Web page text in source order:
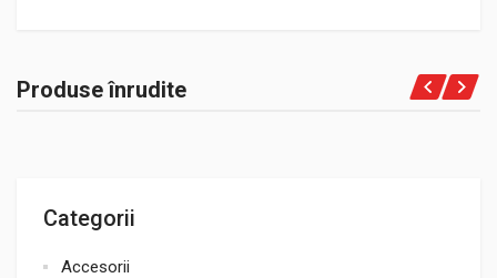
Categorii
Accesorii
Produse înrudite